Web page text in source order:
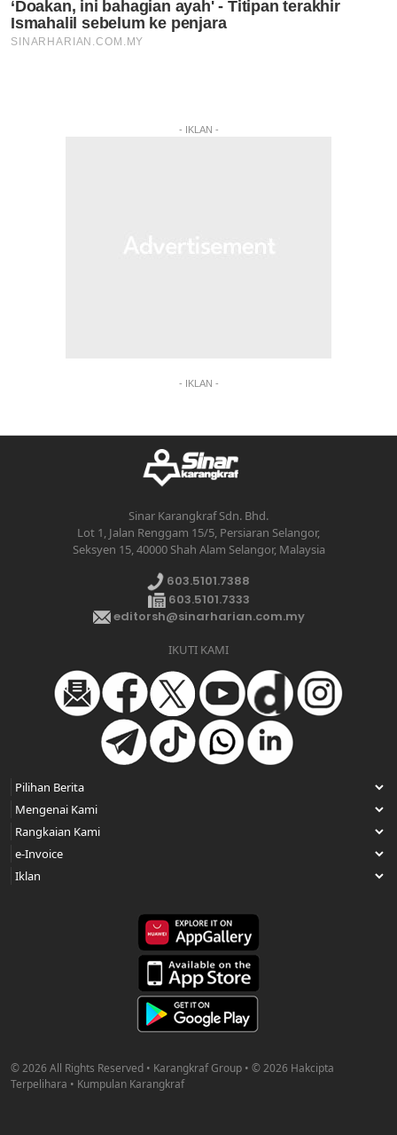
- IKLAN -
- IKLAN -
Sinar Karangkraf Sdn. Bhd.
Lot 1, Jalan Renggam 15/5, Persiaran Selangor,
Seksyen 15, 40000 Shah Alam Selangor, Malaysia
603.5101.7388
603.5101.7333
editorsh@sinarharian.com.my
IKUTI KAMI
© 2026 All Rights Reserved • Karangkraf Group • © 2026 Hakcipta
Terpelihara • Kumpulan Karangkraf